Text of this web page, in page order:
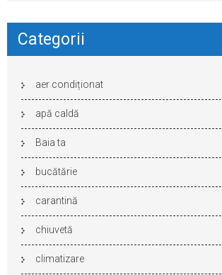
Categorii
aer condiționat
apă caldă
Baia ta
bucătărie
carantină
chiuvetă
climatizare